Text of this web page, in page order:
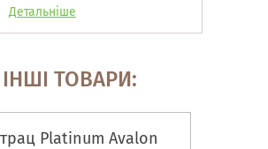
Детальніше
ІНШІ ТОВАРИ:
Platinum Avalon